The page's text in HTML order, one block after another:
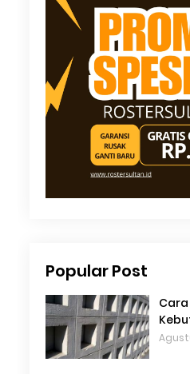
Popular Post